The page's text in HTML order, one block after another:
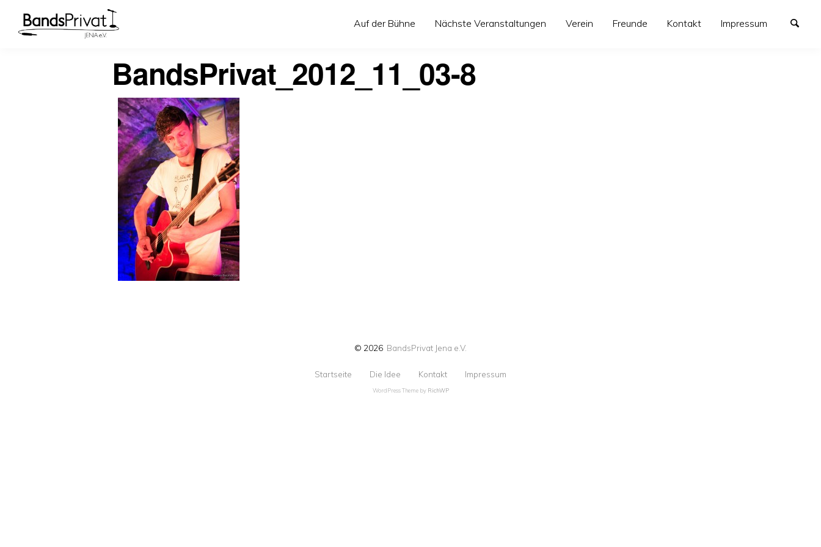
Auf der Bühne Nächste Veranstaltungen Verein Freunde Kontakt Impressum
BandsPrivat_2012_11_03-8
© 2026 BandsPrivat Jena e.V.
Startseite Die Idee Kontakt Impressum
WordPress Theme by RichWP